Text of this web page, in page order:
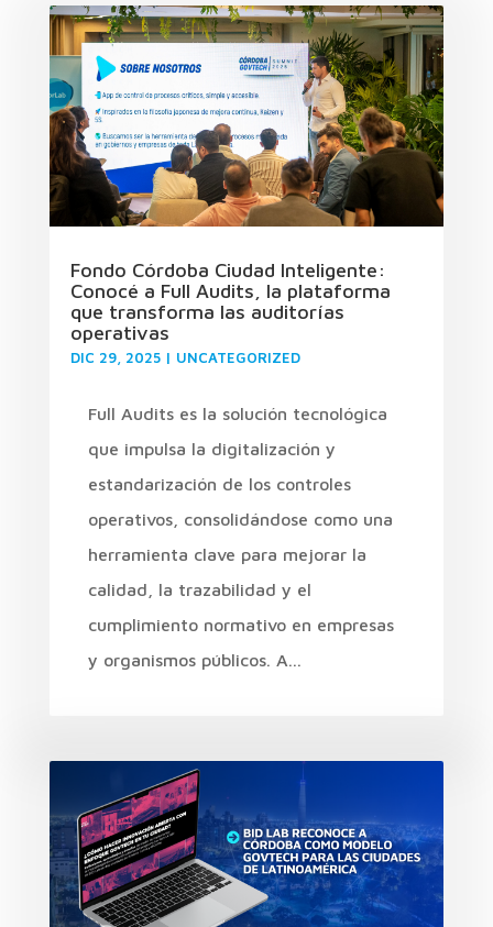
Fondo Córdoba Ciudad Inteligente:
Conocé a Full Audits, la plataforma
que transforma las auditorías
operativas
DIC 29, 2025| UNCATEGORIZED
Full Audits es la solución tecnológica
que impulsa la digitalización y
estandarización de los controles
operativos, consolidándose como una
herramienta clave para mejorar la
calidad, la trazabilidad y el
cumplimiento normativo en empresas
y organismos públicos. A...